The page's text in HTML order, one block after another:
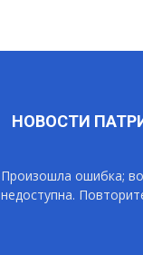
НОВОСТИ
Произошла ошибка;
недоступна.